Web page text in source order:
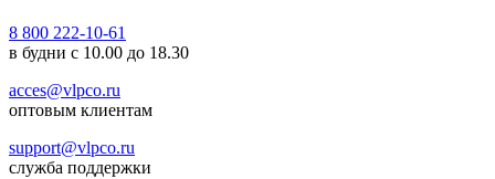
8 800 222-10-61
в будни с 10.00 до 18.30
acces@vlpco.ru
оптовым клиентам
support@vlpco.ru
служба поддержки